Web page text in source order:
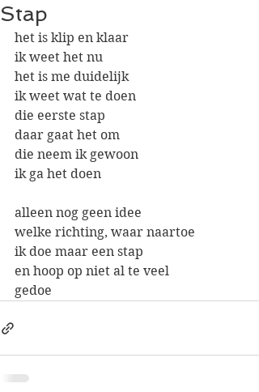
Stap
het is klip en klaar
ik weet het nu
het is me duidelijk
ik weet wat te doen
die eerste stap
daar gaat het om
die neem ik gewoon
ik ga het doen
alleen nog geen idee
welke richting, waar naartoe
ik doe maar een stap
en hoop op niet al te veel
gedoe